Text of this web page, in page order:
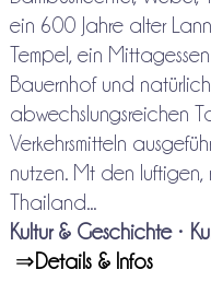
ein 600 Jahre alter
Tempel, ein
Bauernhof und
abwechslungsreichen
Verkehrsmitteln
nutzen. Mt den luftigen,
Thailand...
Kultur & Geschichte•
⇒Details & Infos